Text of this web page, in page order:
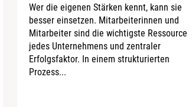
Wer die eigenen Stärken kennt, kann sie
besser einsetzen. Mitarbeiterinnen und
Mitarbeiter sind die wichtigste Ressource
jedes Unternehmens und zentraler
Erfolgsfaktor. In einem strukturierten
Prozess...